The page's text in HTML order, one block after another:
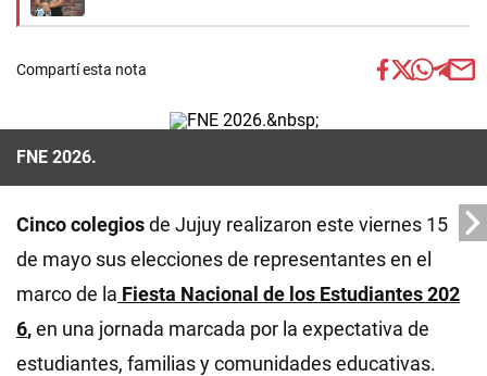
Compartí esta nota
FNE 2026.
Cinco colegiosde Jujuy realizaron este viernes 15
de mayo sus elecciones de representantes en el
marco de la Fiesta Nacional de los Estudiantes 202
6,en una jornada marcada por la expectativa de
estudiantes, familias y comunidades educativas.